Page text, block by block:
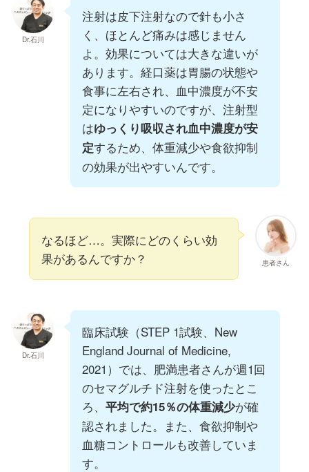
Dr.石川
注射は皮下注射なので針も小さ
く、ほとんど痛みは感じません
よ。効果については大きな違いが
あります。経口薬は胃腸の状態や
食事に左右され、血中濃度が不安
定になりやすいのですが、注射型
はゆっくり吸収され血中濃度が安
定するため、体重減少や食欲抑制
の効果が出やすいんです。
患者さん
なるほど…。実際にどのくらい効
果があるんですか？
Dr.石川
臨床試験（STEP 1試験、New
England Journal of Medicine,
2021）では、肥満患者さんが週1回
のセマグルチド注射を使ったとこ
ろ、 平均で約15％の体重減少が確
認されました。また、食欲抑制や
血糖コントロールも改善していま
す。